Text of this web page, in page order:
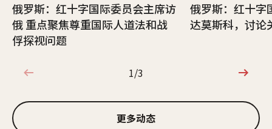
俄罗斯：红十字国际委员会主席访
俄 重点聚焦尊重国际人道法和战
俘探视问题
俄罗斯：红十字
达莫斯科，讨论
1/3
1/3
更多动态